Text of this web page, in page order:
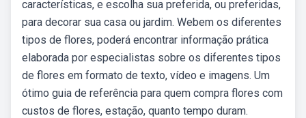
características, e escolha sua preferida, ou preferidas,
para decorar sua casa ou jardim. Webem os diferentes
tipos de flores, poderá encontrar informação prática
elaborada por especialistas sobre os diferentes tipos
de flores em formato de texto, vídeo e imagens. Um
ótimo guia de referência para quem compra flores com
custos de flores, estação, quanto tempo duram.